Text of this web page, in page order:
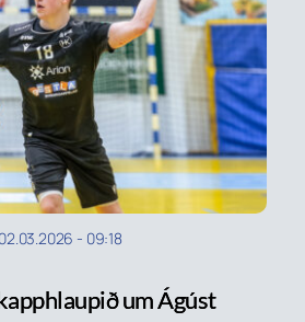
02.03.2026 - 09:18
um Ágúst